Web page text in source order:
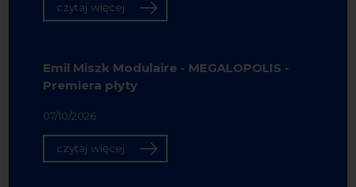
czytaj więcej
Emil Miszk Modulaire - MEGALOPOLIS -
Premiera płyty
07/10/2026
czytaj więcej